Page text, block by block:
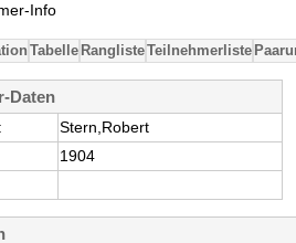
Info
Tabelle RanglisteTeilnehmerliste
Daten
Stern,Robert
1904